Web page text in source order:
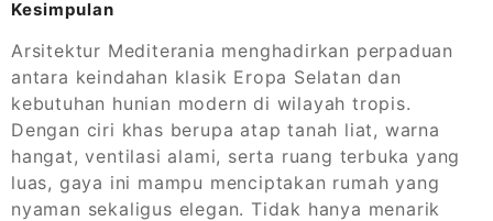
Kesimpulan
Arsitektur Mediterania menghadirkan perpaduan
antara keindahan klasik Eropa Selatan dan
kebutuhan hunian modern di wilayah tropis.
Dengan ciri khas berupa atap tanah liat, warna
hangat, ventilasi alami, serta ruang terbuka yang
luas, gaya ini mampu menciptakan rumah yang
nyaman sekaligus elegan. Tidak hanya menarik